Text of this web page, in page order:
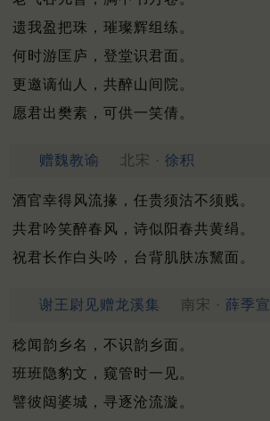
遗我盈把珠，璀璨辉组练。
何时游匡庐，登堂识君面。
更邀谪仙人，共醉山间院。
愿君出樊素，可供一笑倩。
赠魏教谕 北宋 · 徐积
酒官幸得风流掾，任贵须沽不须贱。
共君吟笑醉春风，诗似阳春共黄绢。
祝君长作白头吟，台背肌肤冻黧面。
谢王尉见赠龙溪集 南宋 · 薛季宣
稔闻韵乡名，不识韵乡面。
班班隐豹文，窥管时一见。
譬彼闼婆城，寻逐沧流漩。